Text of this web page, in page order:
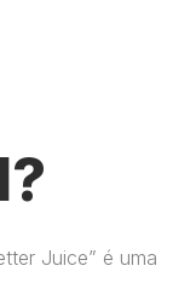
Juice” é uma